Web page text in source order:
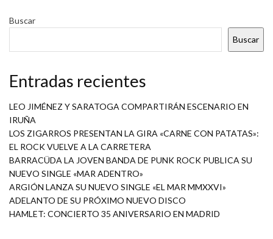
Buscar
Buscar
Entradas recientes
LEO JIMÉNEZ Y SARATOGA COMPARTIRÁN ESCENARIO EN
IRUÑA
LOS ZIGARROS PRESENTAN LA GIRA «CARNE CON PATATAS»:
EL ROCK VUELVE A LA CARRETERA
BARRACÜDA LA JOVEN BANDA DE PUNK ROCK PUBLICA SU
NUEVO SINGLE «MAR ADENTRO»
ARGIÓN LANZA SU NUEVO SINGLE «EL MAR MMXXVI»
ADELANTO DE SU PRÓXIMO NUEVO DISCO
HAMLET: CONCIERTO 35 ANIVERSARIO EN MADRID